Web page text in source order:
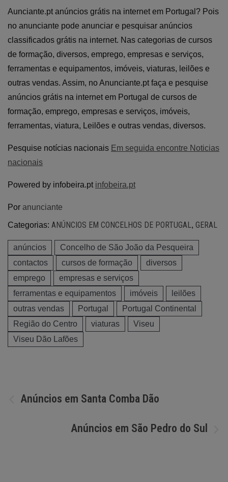
Aunciante.pt anúncios grátis na internet em Portugal? Pois
no anunciante pode anunciar e pesquisar anúncios
classificados grátis na internet. Nas categorias de cursos
de formação, diversos, emprego, empresas e serviços,
ferramentas e equipamentos, imóveis, viaturas, leilões e
outras vendas. Assim, no Anunciante.pt faça e pesquise
anúncios grátis na internet em Portugal de cursos de
formação, emprego, empresas e serviços, imóveis,
ferramentas, viatura, Leilões e outras vendas, diversos.
Pesquise notícias nacionais Em seguida encontre Noticias
nacionais
Powered by infobeira.pt infobeira.pt
Por anunciante
Categorias: ANÚNCIOS EM CONCELHOS DE PORTUGAL , GERAL
anúncios
Concelho de São João da Pesqueira
contactos
cursos de formação
diversos
emprego
empresas e serviços
ferramentas e equipamentos
imóveis
leilões
outras vendas
Portugal
Portugal Continental
Região do Centro
viaturas
Viseu
Viseu Dão Lafões
Navegação
Anúncios em Santa Comba Dão
Anúncios em São Pedro do Sul